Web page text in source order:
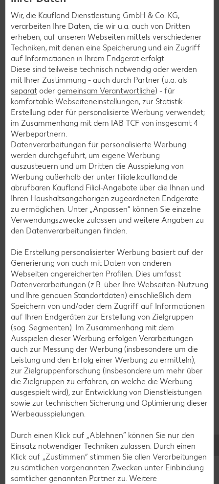
Muffin-Rezepte
Apfelkuchen-Rezepte
Schokokuchen-Rezepte
Torten-Rezepte
Eis-Rezepte
Pfannkuchen-Rezepte
Plätzchen-Rezepte
Smoothie-Rezepte
Bowle-Rezepte
Cocktail-Rezepte
Avocado-Rezepte
Erdbeer-Rezepte
Blaubeer-Rezepte
Zurück zu allen Rezepten
Glutenfreie Rezepte
Wir, die Kaufland Dienstleistung GmbH & Co. KG,
verarbeiten Ihre Daten, die wir u.a. auch von Dritten
erheben, auf unseren Webseiten mittels verschiedener
Techniken, mit denen eine Speicherung und ein Zugriff
auf Informationen in Ihrem Endgerät erfolgt.
Diese sind teilweise technisch notwendig oder werden
mit Ihrer Zustimmung - auch durch Partner (u.a. als
separat oder gemeinsam Verantwortliche) - für
komfortable Webseiteneinstellungen, zur Statistik-
Erstellung oder für personalisierte Werbung verwendet;
im Zusammenhang mit dem IAB TCF von insgesamt 4
Werbepartnern.
Datenverarbeitungen für personalisierte Werbung
werden durchgeführt, um eigene Werbung
auszusteuern und um Dritten die Ausspielung von
Werbung außerhalb der unter filiale.kaufland.de
abrufbaren Kaufland Filial-Angebote über die Ihnen und
Ihren Haushaltsangehörigen zugeordneten Endgeräte
zu ermöglichen. Unter „Anpassen“ können Sie einzelne
Verwendungszwecke zulassen und weitere Angaben zu
den Datenverarbeitungen finden.
Die Erstellung personalisierter Werbung basiert auf der
Generierung von auch mit Daten von anderen
Webseiten angereicherten Profilen. Dies umfasst
Datenverarbeitungen (z.B. über Ihre Webseiten-Nutzung
und Ihre genauen Standortdaten) einschließlich dem
Speichern von und/oder dem Zugriff auf Informationen
auf Ihren Endgeräten zur Erstellung von Zielgruppen
(sog. Segmenten). Im Zusammenhang mit dem
Ausspielen dieser Werbung erfolgen Verarbeitungen
auch zur Messung der Werbung (insbesondere um die
Leistung und den Erfolg einer Werbung zu ermitteln),
zur Zielgruppenforschung (insbesondere um mehr über
die Zielgruppen zu erfahren, an welche die Werbung
ausgespielt wird), zur Entwicklung von Dienstleistungen
sowie zur technischen Sicherung und Optimierung dieser
Werbeausspielungen.
Durch einen Klick auf „Ablehnen“ können Sie nur den
Einsatz notwendiger Techniken zulassen. Durch einen
Klick auf „Zustimmen“ stimmen Sie allen Verarbeitungen
zu sämtlichen vorgenannten Zwecken unter Einbindung
sämtlicher genannten Partner zu. Weitere